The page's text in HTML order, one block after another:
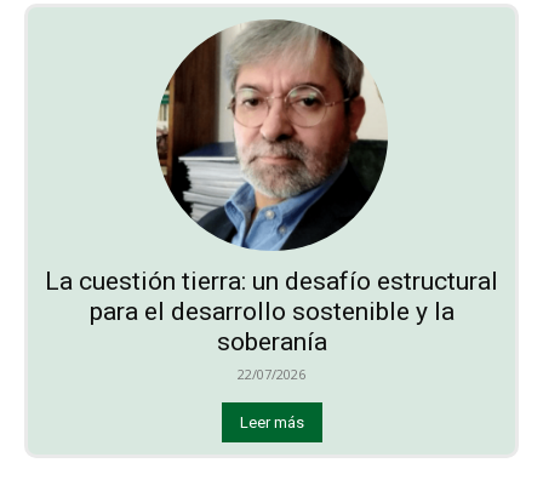
La cuestión tierra: un desafío estructural
para el desarrollo sostenible y la
soberanía
22/07/2026
Leer más